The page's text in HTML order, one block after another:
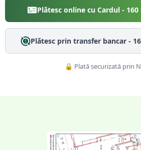
Plătesc online cu Cardul - 160
Plătesc prin transfer bancar -
🔒 Plată securizată prin